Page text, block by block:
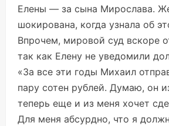
Елены — за сына Мирослава.
шокирована, когда узнала об
Впрочем, мировой суд вскоре
так как Елену не уведомили
«За все эти годы Михаил
пару сотен рублей. Думаю, он
теперь еще и из меня хочет
Для меня абсурдно, что я